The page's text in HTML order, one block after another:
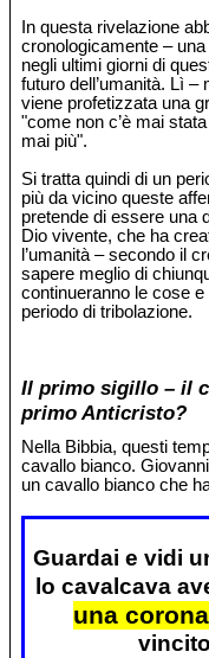
In questa rivelazione
cronologicamente –
negli ultimi giorni di
futuro dell’umanità. Lì –
viene profetizzata una
"come non c’è mai
mai più".
Si tratta quindi di un
più da vicino queste
pretende di essere una
Dio vivente, che ha
l’umanità – secondo il
sapere meglio di
continueranno le cose
periodo di tribolazione.
Il primo sigillo – il
primo Anticristo?
Nella Bibbia, questi
cavallo bianco.
un cavallo bianco che
Guardai e vidi
lo cavalcava
una